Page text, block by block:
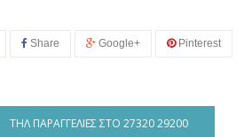
Share Google+ Pinterest
ΤΗΛ ΠΑΡΑΓΓΕΛΊΕΣ ΣΤΟ 27320 29200